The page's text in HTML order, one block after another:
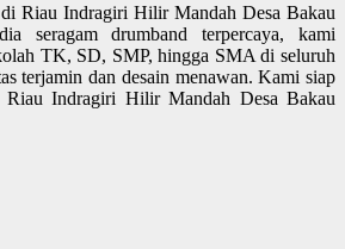
Riau Indragiri Hilir Mandah Desa Bakau
seragam drumband terpercaya, kami
TK, SD, SMP, hingga SMA di seluruh
terjamin dan desain menawan. Kami siap
Riau Indragiri Hilir Mandah Desa Bakau